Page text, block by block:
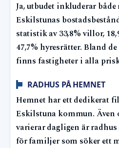
Ja, utbudet inkluderar
Eskilstunas
statistik av 33,8% villor,
47,7% hyresrätter. Bland
finns fastigheter i alla
RADHUS PÅ HEMNET
Hemnet har ett dedikerat
Eskilstuna kommun. Även
varierar dagligen är
för familjer som söker ett